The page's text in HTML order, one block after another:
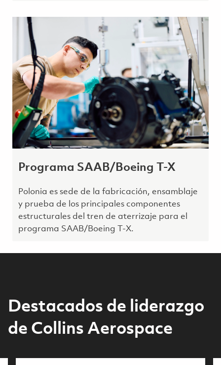
Programa SAAB/Boeing T-X
Polonia es sede de la fabricación, ensamblaje
y prueba de los principales componentes
estructurales del tren de aterrizaje para el
programa SAAB/Boeing T-X.
Destacados de liderazgo
de Collins Aerospace